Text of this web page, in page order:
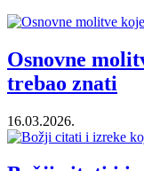
Osnovne
trebao znati
16.03.2026.